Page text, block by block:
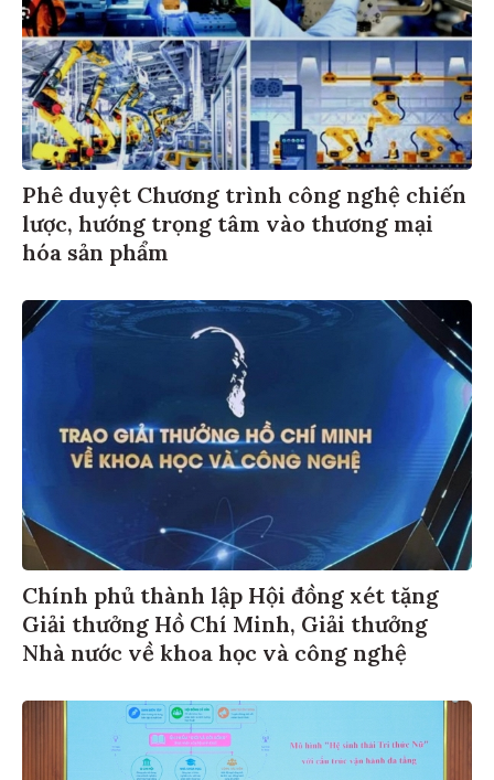
Phê duyệt Chương trình công nghệ chiến
lược, hướng trọng tâm vào thương mại
hóa sản phẩm
Chính phủ thành lập Hội đồng xét tặng
Giải thưởng Hồ Chí Minh, Giải thưởng
Nhà nước về khoa học và công nghệ